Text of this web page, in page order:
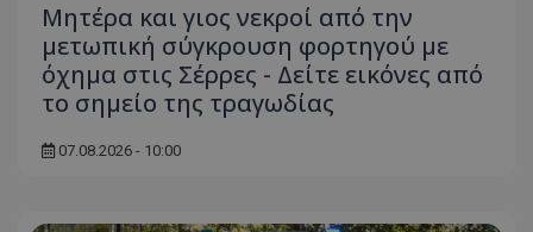
Μητέρα και γιος νεκροί από την
μετωπική σύγκρουση φορτηγού με
όχημα στις Σέρρες - Δείτε εικόνες από
το σημείο της τραγωδίας
07.08.2026 - 10:00